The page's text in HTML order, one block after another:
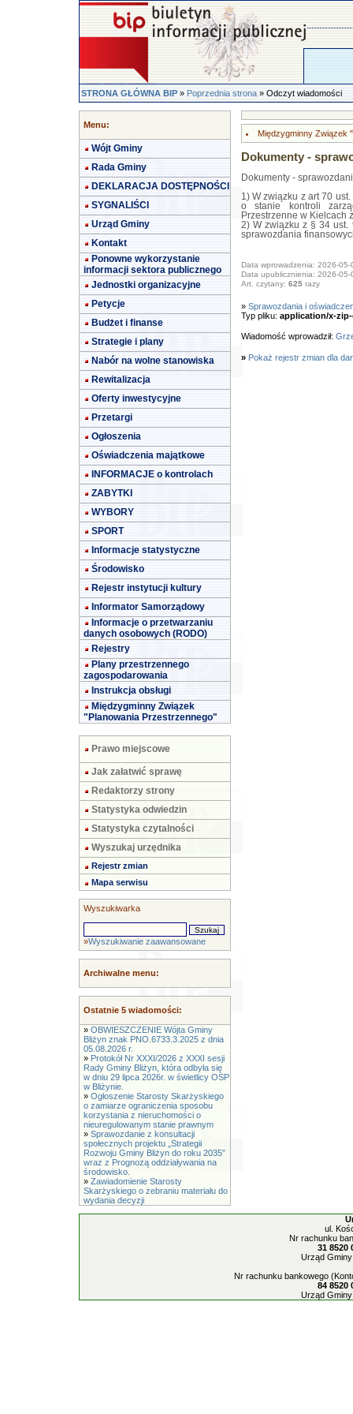
STRONA GŁÓWNA BIP»Poprzednia strona» Odczyt wiadomości
Menu:
Wójt Gminy
Rada Gminy
DEKLARACJA DOSTĘPNOŚCI
SYGNALIŚCI
Urząd Gminy
Kontakt
Ponowne wykorzystanie
informacji sektora publicznego
Jednostki organizacyjne
Petycje
Budżet i finanse
Strategie i plany
Nabór na wolne stanowiska
Rewitalizacja
Oferty inwestycyjne
Przetargi
Ogłoszenia
Oświadczenia majątkowe
INFORMACJE o kontrolach
ZABYTKI
WYBORY
SPORT
Informacje statystyczne
Środowisko
Rejestr instytucji kultury
Informator Samorządowy
Informacje o przetwarzaniu
danych osobowych (RODO)
Rejestry
Plany przestrzennego
zagospodarowania
Instrukcja obsługi
Międzygminny Związek
"Planowania Przestrzennego"
Prawo miejscowe
Jak załatwić sprawę
Redaktorzy strony
Statystyka odwiedzin
Statystyka czytalności
Wyszukaj urzędnika
Rejestr zmian
Mapa serwisu
Wyszukiwarka
»Wyszukiwanie zaawansowane
Archiwalne menu:
Ostatnie 5 wiadomości:
» OBWIESZCZENIE Wójta Gminy
Bliżyn znak PNO.6733.3.2025 z dnia
05.08.2026 r.
» Protokół Nr XXXI/2026 z XXXI sesji
Rady Gminy Bliżyn, która odbyła się
w dniu 29 lipca 2026r. w świetlicy OSP
w Bliżynie.
» Ogłoszenie Starosty Skarżyskiego
o zamiarze ograniczenia sposobu
korzystania z nieruchomości o
nieuregulowanym stanie prawnym
» Sprawozdanie z konsultacji
społecznych projektu „Strategii
Rozwoju Gminy Bliżyn do roku 2035”
wraz z Prognozą oddziaływania na
środowisko.
» Zawiadomienie Starosty
Skarżyskiego o zebraniu materiału do
wydania decyzji
Międzygminny Związek
Dokumenty -
Dokumenty -
1) W związku z art 70
o stanie kontroli
Przestrzenne w Kielcach
2) W związku z § 34 ust.
sprawozdania
Data wprowadzenia: 2026-05-
Data upublicznienia: 2026-05-
Art. czytany: 625razy
» Sprawozdania i
Typ pliku: application/x-
Wiadomość wprowadził:
» Pokaż rejestr zmian dla
ul.
Nr rachunku
31 8520
Urząd
Nr rachunku bankowego
84 8520
Urząd